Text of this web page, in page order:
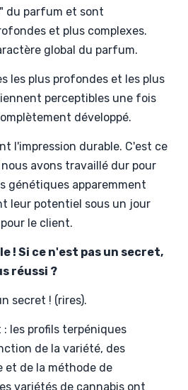
du parfum et sont
et plus complexes.
global du parfum.
les plus profondes et les plus
perceptibles une fois
développé.
l'impression durable. C'est ce
avons travaillé dur pour
génétiques apparemment
leur potentiel sous un jour
le client.
! Si ce n'est pas un secret,
réussi ?
secret ! (rires).
les profils terpéniques
de la variété, des
de la méthode de
variétés de cannabis ont